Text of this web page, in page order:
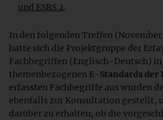
und ESRS 2.
In den folgenden Treffen (November
hatte sich die Projektgruppe der
Fachbegriffen (Englisch-Deutsch) in
themenbezogenen E-Standards der
erfassten Fachbegriffe aus wurden
ebenfalls zur Konsultation gestellt,
darüber zu erhalten, ob die